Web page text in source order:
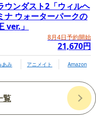
ウンダスト2「ウィルヘ
ナ ウォーターパークの
ver.」
8月4日予約開始
21,670円
あみ アニメイト Amazon
覧